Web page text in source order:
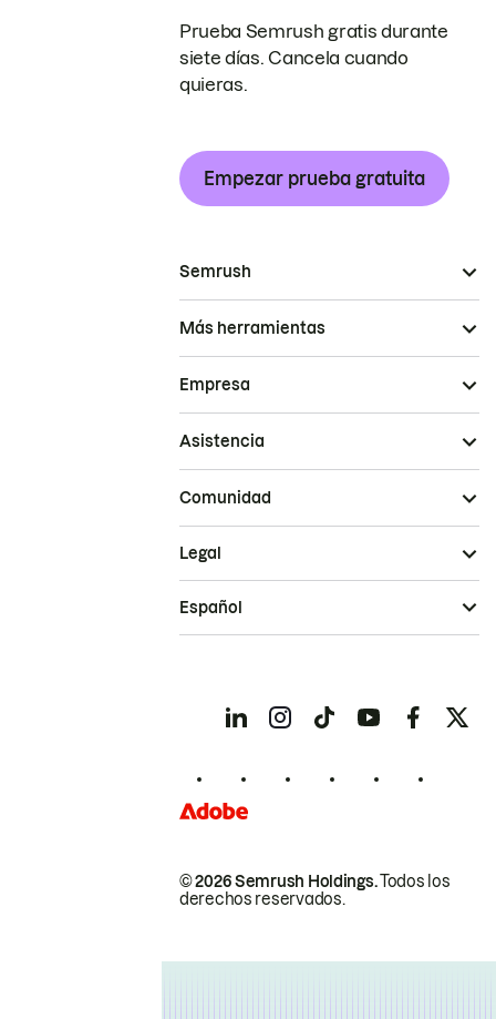
Prueba Semrush gratis durante
siete días. Cancela cuando
quieras.
Empezar prueba gratuita
Semrush
Más herramientas
Empresa
Asistencia
Comunidad
© 2026 Semrush Holdings.Todos los
derechos reservados.
Legal
Español